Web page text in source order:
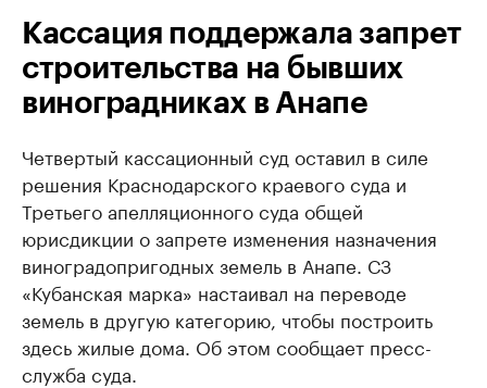
Кассация поддержала запрет
строительства на бывших
виноградниках в Анапе
Четвертый кассационный суд оставил в силе
решения Краснодарского краевого суда и
Третьего апелляционного суда общей
юрисдикции о запрете изменения назначения
виноградопригодных земель в Анапе. СЗ
«Кубанская марка» настаивал на переводе
земель в другую категорию, чтобы построить
здесь жилые дома. Об этом сообщает пресс-
служба суда.